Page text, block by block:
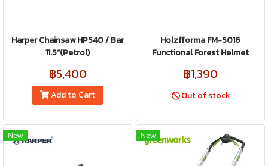
Harper Chainsaw HP540 / Bar
11.5”(Petrol)
฿5,400
Add to Cart
Holzfforma FM-5016
Functional Forest Helmet
฿1,390
Out of stock
New New